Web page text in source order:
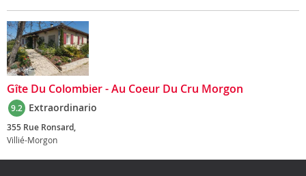
Gîte Du Colombier - Au Coeur Du Cru Morgon
9.2 Extraordinario
355 Rue Ronsard,
Villié-Morgon